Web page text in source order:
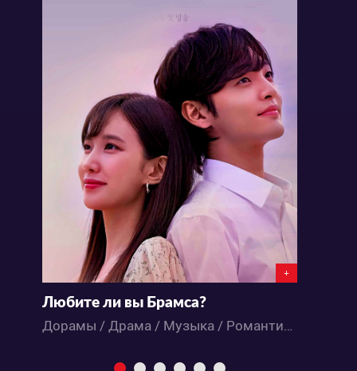
+
Любите ли вы Брамса?
Дорамы / Драма / Музыка / Романтика